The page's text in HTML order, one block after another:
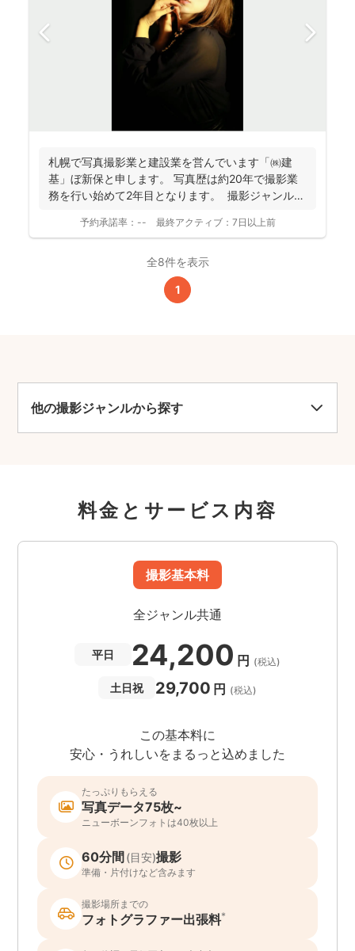
札幌で写真撮影業と建設業を営んでいます「㈱建
基」ぼ新保と申します。 写真歴は約20年で撮影業
務を行い始めて2年目となります。 撮影ジャンルは
予約承諾率： -- 最終アクティブ： 7日以上前
全8件を表示
1
他の撮影ジャンルから探す
料金とサービス内容
撮影基本料
全ジャンル共通
平日 24,200 円 (税込)
土日祝 29,700 円 (税込)
この基本料に
安心・うれしいをまるっと込めました
たっぷりもらえる
写真データ75枚~
ニューボーンフォトは40枚以上
60分間 (目安)撮影
準備・片付けなど含みます
撮影場所までの
フォトグラファー出張料*